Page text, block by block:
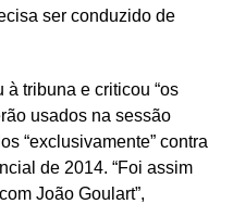
ser conduzido de
tribuna e criticou “os
usados na sessão
“exclusivamente” contra
de 2014. “Foi assim
João Goulart”,